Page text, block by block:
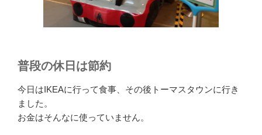
普段の休日は節約
今日はIKEAに行って食事、その後トーマスタウンに行き
ました。
お金はそんなに使っていません。